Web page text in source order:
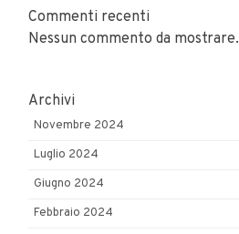
Commenti recenti
Nessun commento da mostrare.
Archivi
Novembre 2024
Luglio 2024
Giugno 2024
Febbraio 2024